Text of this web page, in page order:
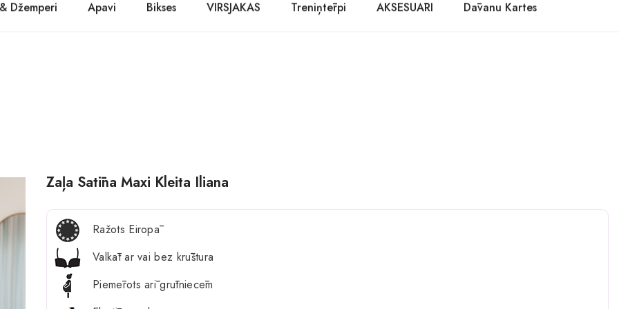
PASŪTĪT TŪLĪT! Prece tiks piegādāta 1-3 dienu laikā.
Džemperi Apavi Bikses VIRSJAKAS Treniņtērpi AKSESUĀRI Dāvanu Kartes
Zaļa Satīna Maxi Kleita Iliana
Ražots Eiropā
Valkāt ar vai bez krūštura
Piemērots arī grūtniecēm